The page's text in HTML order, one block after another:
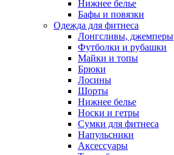
Нижнее белье
Бафы и повязки
Одежда для фитнеса
Лонгсливы, джемперы
Футболки и рубашки
Майки и топы
Брюки
Лосины
Шорты
Нижнее белье
Носки и гетры
Сумки для фитнеса
Напульсники
Аксессуары